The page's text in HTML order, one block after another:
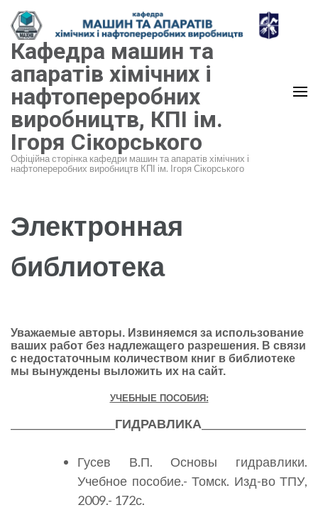
Перейти
до
вмісту
(натисніть
Enter)
Кафедра машин та
апаратів хімічних і
нафтопереробних
виробництв, КПІ ім.
Ігоря Сікорського
Офіційна сторінка кафедри машин та апаратів хімічних і
нафтопереробних виробництв КПІ ім. Ігоря Сікорського
Электронная
библиотека
Уважаемые авторы. Извиняемся за использование
ваших работ без надлежащего разрешения. В связи
с недостаточным количеством книг в библиотеке
мы вынуждены выложить их на сайт.
УЧЕБНЫЕ ПОСОБИЯ:
ГИДРАВЛИКА
Гусев В.П. Основы гидравлики.
Учебное пособие.- Томск. Изд-во ТПУ,
2009.- 172с.